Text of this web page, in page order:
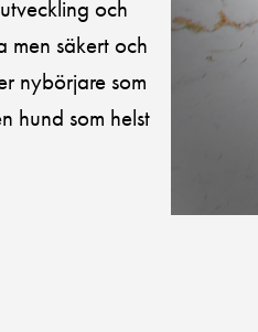
och
men säkert och
nybörjare som
hund som helst